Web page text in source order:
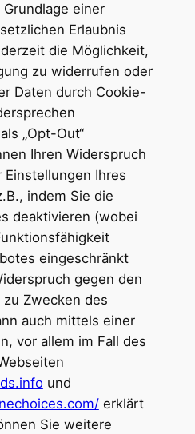
einer
Erlaubnis
die Möglichkeit,
zu widerrufen oder
Daten durch Cookie-
„Opt-Out“
Ihren Widerspruch
Ihres
indem Sie die
deaktivieren (wobei
eingeschränkt
gegen den
Zwecken des
auch mittels einer
vor allem im Fall des
und
erklärt
Sie weitere